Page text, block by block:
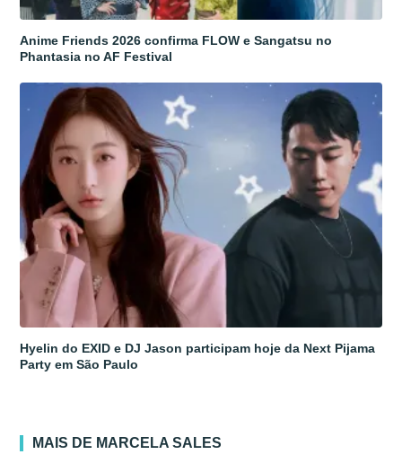
Anime Friends 2026 confirma FLOW e Sangatsu no
Phantasia no AF Festival
Hyelin do EXID e DJ Jason participam hoje da Next Pijama
Party em São Paulo
MAIS DE MARCELA SALES